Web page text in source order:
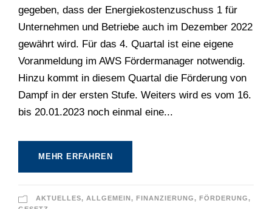
gegeben, dass der Energiekostenzuschuss 1 für
Unternehmen und Betriebe auch im Dezember 2022
gewährt wird. Für das 4. Quartal ist eine eigene
Voranmeldung im AWS Fördermanager notwendig.
Hinzu kommt in diesem Quartal die Förderung von
Dampf in der ersten Stufe. Weiters wird es vom 16.
bis 20.01.2023 noch einmal eine...
MEHR ERFAHREN
AKTUELLES, ALLGEMEIN , FINANZIERUNG, FÖRDERUNG,